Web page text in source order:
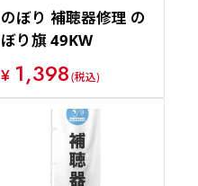
のぼり 補聴器修理 の
ぼり旗 49KW
¥ 1,398(税込)